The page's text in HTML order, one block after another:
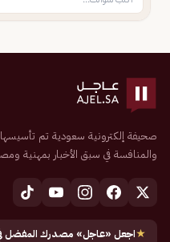
والمنافسة في سبق الأخبار بمهنية
★اجعل «عاجل» مصدرك المفضل